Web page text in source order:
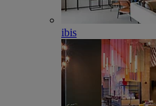
ibis